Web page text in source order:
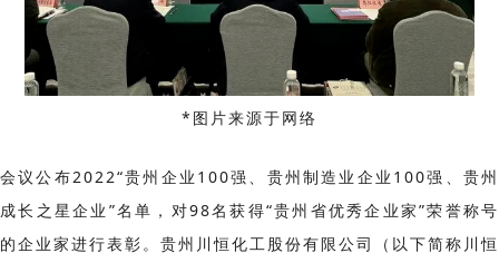
*图片来源于网络
会议公布2022“贵州企业100强、贵州制造业企业100强、贵州
成长之星企业”名单，对98名获得“贵州省优秀企业家”荣誉称号
的企业家进行表彰。贵州川恒化工股份有限公司（以下简称川恒